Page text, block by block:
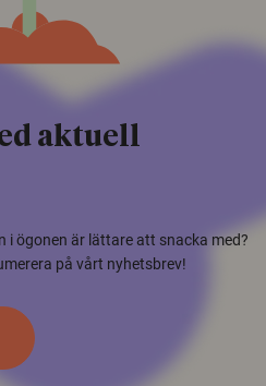
aktuell
i ögonen är lättare att snacka med?
på vårt nyhetsbrev!